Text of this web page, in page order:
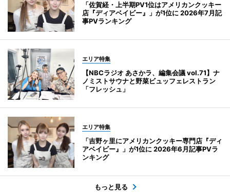
「佐賀経・上半期PV1位はアメリカンクッキー
店『ディアベイビー』」が1位に 2026年7月記
事PVランキング
エリア特集
【NBCラジオ あさかラ、編集会議 vol.71】ナ
ノミストサウナと野菜ビュッフェレストラン
「フレッシュ」
エリア特集
「吉野ヶ里にアメリカンクッキー専門店『ディ
アベイビー』」が1位に 2026年6月記事PVラ
ンキング
もっと見る